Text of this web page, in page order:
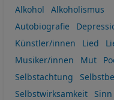
Alkohol
Alkoholismus
Autobiografie
Künstler/innen
Lied
Musiker/innen
Mut
Selbstachtung
Selbstwirksamkeit